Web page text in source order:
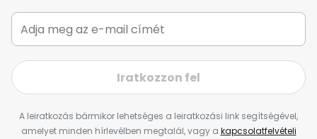
Iratkozzon fel
A leiratkozás bármikor lehetséges a leiratkozási link segítségével,
amelyet minden hírlevélben megtalál, vagy a kapcsolatfelvételi